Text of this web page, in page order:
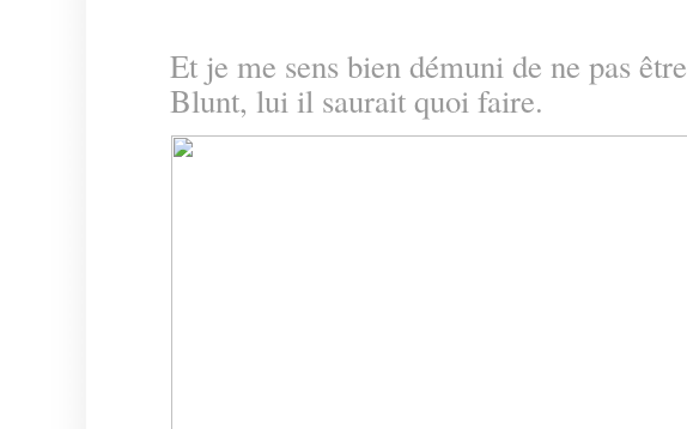
Et je me sens bien démuni de ne pas être
Blunt, lui il saurait quoi faire.